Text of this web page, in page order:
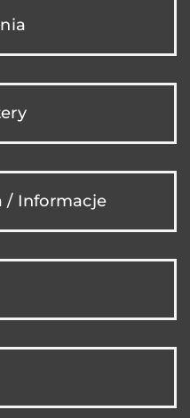
/ Informacje